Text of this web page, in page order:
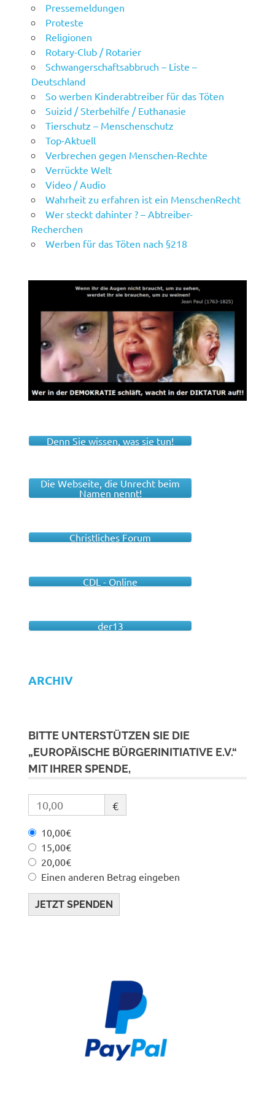
Pressemeldungen
Proteste
Religionen
Rotary-Club / Rotarier
Schwangerschaftsabbruch – Liste –
Deutschland
So werben Kinderabtreiber für das Töten
Suizid / Sterbehilfe / Euthanasie
Tierschutz – Menschenschutz
Top-Aktuell
Verbrechen gegen Menschen-Rechte
Verrückte Welt
Video / Audio
Wahrheit zu erfahren ist ein MenschenRecht
Wer steckt dahinter ? – Abtreiber-
Recherchen
Werben für das Töten nach §218
Denn Sie wissen, was sie tun!
Die Webseite, die Unrecht beim
Namen nennt!
Christliches Forum
CDL - Online
der13
ARCHIV
BITTE UNTERSTÜTZEN SIE DIE
„EUROPÄISCHE BÜRGERINITIATIVE E.V.“
MIT IHRER SPENDE,
€
10,00€
15,00€
20,00€
Einen anderen Betrag eingeben
JETZT SPENDEN